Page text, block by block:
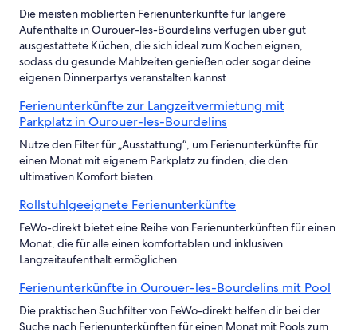
Die meisten möblierten Ferienunterkünfte für längere
Aufenthalte in Ourouer-les-Bourdelins verfügen über gut
ausgestattete Küchen, die sich ideal zum Kochen eignen,
sodass du gesunde Mahlzeiten genießen oder sogar deine
eigenen Dinnerpartys veranstalten kannst
Ferienunterkünfte zur Langzeitvermietung mit
Parkplatz in Ourouer-les-Bourdelins
Nutze den Filter für „Ausstattung“, um Ferienunterkünfte für
einen Monat mit eigenem Parkplatz zu finden, die den
ultimativen Komfort bieten.
Rollstuhlgeeignete Ferienunterkünfte
FeWo-direkt bietet eine Reihe von Ferienunterkünften für einen
Monat, die für alle einen komfortablen und inklusiven
Langzeitaufenthalt ermöglichen.
Ferienunterkünfte in Ourouer-les-Bourdelins mit Pool
Die praktischen Suchfilter von FeWo-direkt helfen dir bei der
Suche nach Ferienunterkünften für einen Monat mit Pools zum